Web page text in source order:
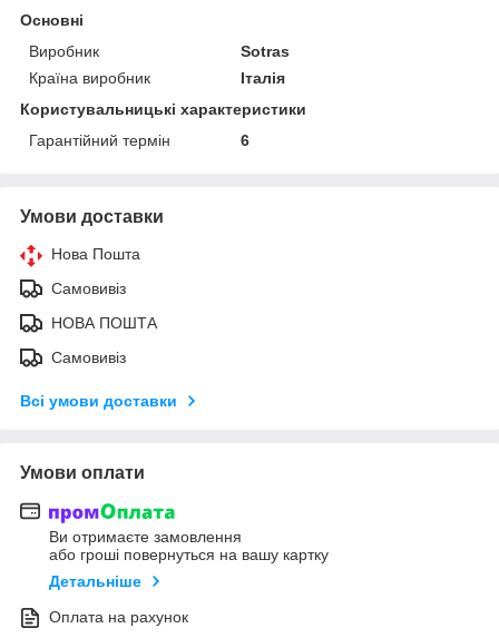
Основні
Виробник
Sotras
Країна виробник
Італія
Користувальницькі характеристики
Гарантійний термін
6
Умови доставки
Нова Пошта
Самовивіз
НОВА ПОШТА
Самовивіз
Всі умови доставки
Умови оплати
Ви отримаєте замовлення
або гроші повернуться на вашу картку
Детальніше
Оплата на рахунок